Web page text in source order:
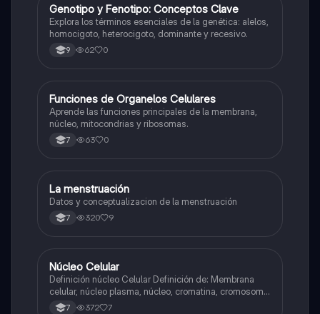
GBiologia
Genotipo y Fenotipo: Conceptos Clave
Explora los términos esenciales de la genética: alelos,
homocigoto, heterocigoto, dominante y recesivo.
9 62 0
FBiologia
Funciones de Organelos Celulares
Aprende las funciones principales de la membrana,
núcleo, mitocondrias y ribosomas.
7 63 0
Biologia
La menstruación
Datos y conceptualizacion de la menstruación
7 320 9
Biologia
Núcleo Celular
Definición núcleo Celular Definición de: Membrana
celular, núcleo plasma, núcleo, cromatina, cromosoma
Interfase Fases de la interfase
7 372 7